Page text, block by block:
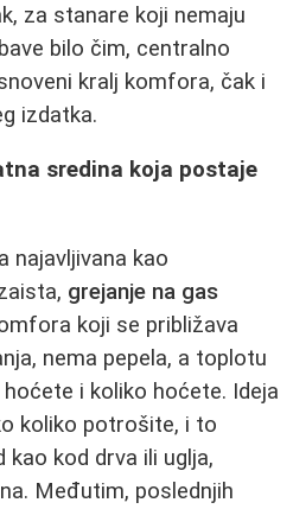
za stanare koji nemaju
bilo čim, centralno
kralj komfora, čak i
izdatka.
sredina koja postaje
najavljivana kao
grejanje na gas
koji se približava
nema pepela, a toplotu
i koliko hoćete. Ideja
koliko potrošite, i to
kao kod drva ili uglja,
Međutim, poslednjih